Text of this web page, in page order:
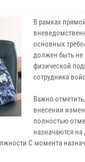
В рамках
основных
должен быть
физической
сотрудника
Важно
внесении
полностью
назначаются
С момента